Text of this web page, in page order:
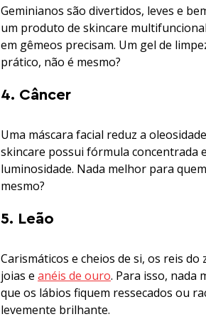
Geminianos são divertidos, leves e
um produto de skincare
em gêmeos precisam. Um gel de
prático, não é mesmo?
4. Câncer
Uma máscara facial reduz a
skincare possui fórmula concentrada
luminosidade. Nada melhor para
mesmo?
5. Leão
Carismáticos e cheios de si, os reis
joias e anéis de ouro. Para isso, nada
que os lábios fiquem ressecados ou
levemente brilhante.